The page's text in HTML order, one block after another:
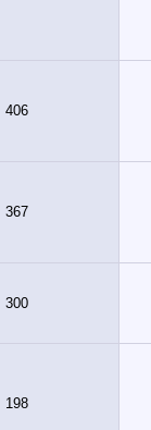
406
367
300
198